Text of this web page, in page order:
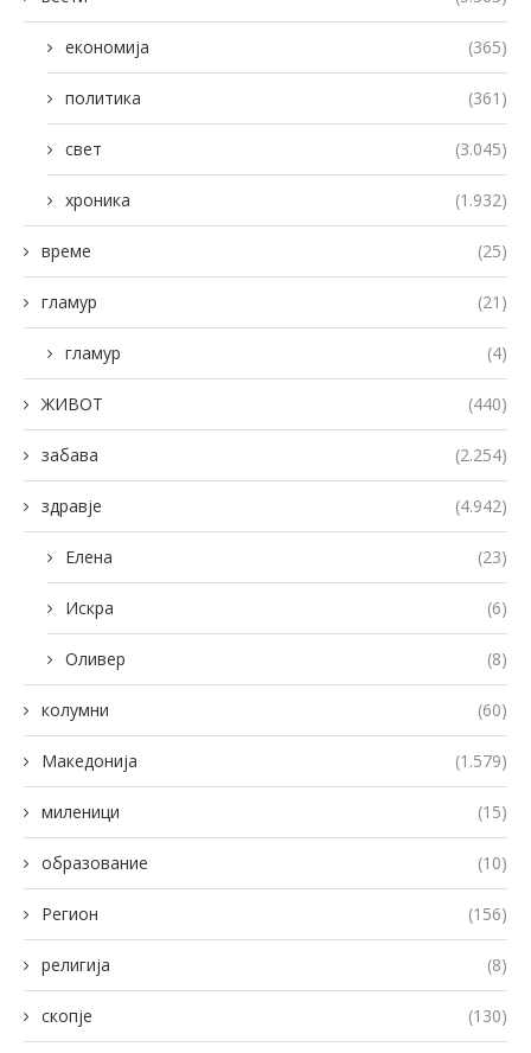
економија (365)
политика (361)
свет (3.045)
хроника (1.932)
време (25)
гламур (21)
гламур (4)
ЖИВОТ (440)
забава (2.254)
здравје (4.942)
Елена (23)
Искра (6)
Оливер (8)
колумни (60)
Македонија (1.579)
миленици (15)
образование (10)
Регион (156)
религија (8)
скопје (130)